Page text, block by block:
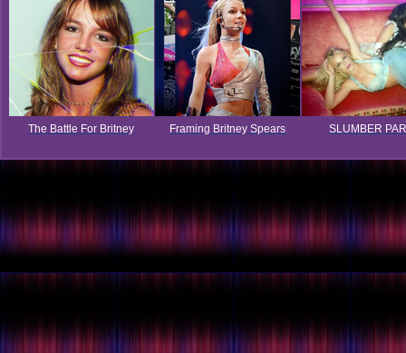
The Battle For Britney Framing Britney Spears SLUMBER